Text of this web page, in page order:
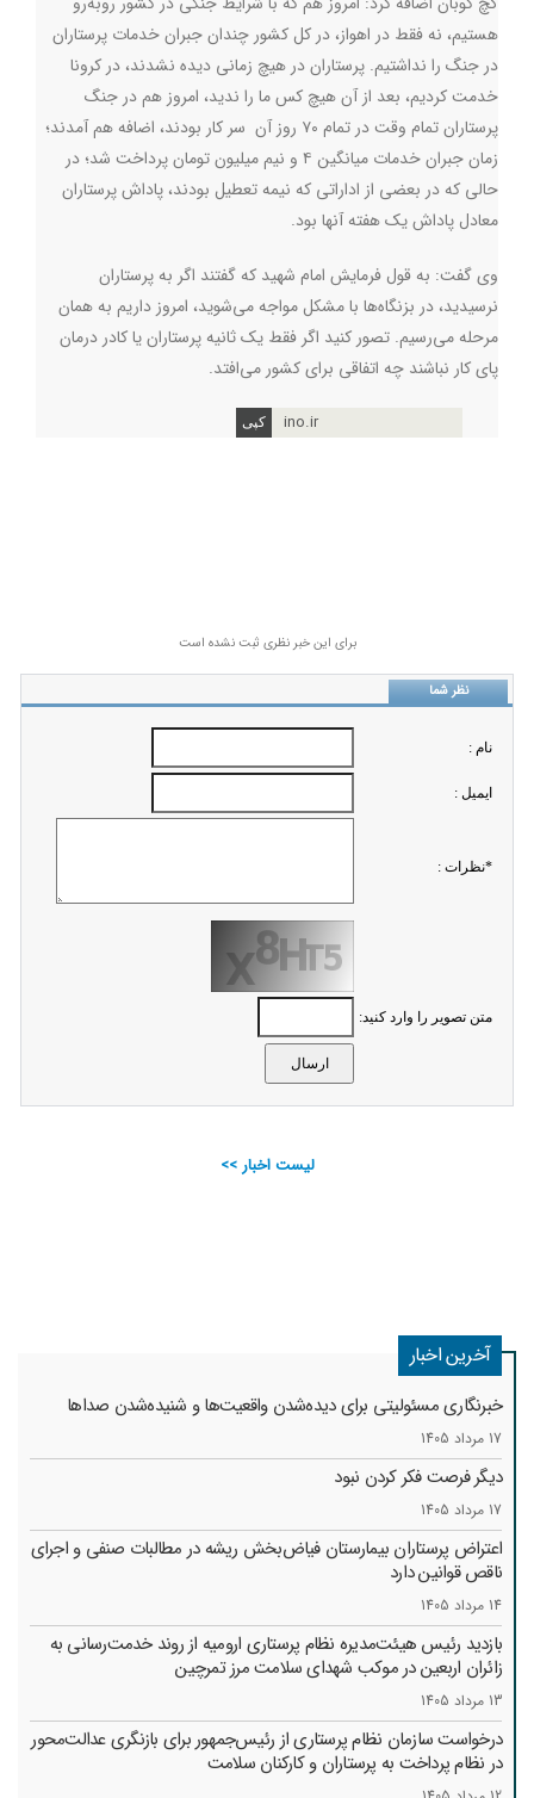
هستیم، نه فقط در اهواز، در کل کشور چندان جبران خدمات پرستاران
در جنگ را نداشتیم. پرستاران در هیچ زمانی دیده نشدند، در کرونا
خدمت کردیم، بعد از آن هیچ کس ما را ندید، امروز هم در جنگ
پرستاران تمام وقت در تمام ۷۰ روز آن سر کار بودند، اضافه هم آمدند؛
زمان جبران خدمات میانگین ۴ و نیم میلیون تومان پرداخت شد؛ در
حالی که در بعضی از اداراتی که نیمه تعطیل بودند، پاداش پرستاران
معادل پاداش یک هفته آنها بود.
وی گفت: به قول فرمایش امام شهید که گفتند اگر به پرستاران
نرسیدید، در بزنگاه‌ها با مشکل مواجه می‌شوید، امروز داریم به همان
مرحله می‌رسیم. تصور کنید اگر فقط یک ثانیه پرستاران یا کادر درمان
پای کار نباشند چه اتفاقی برای کشور می‌افتد.
ino.ir
برای این خبر نظری ثبت نشده است
نظر شما
نام :
ايميل :
*نظرات :
متن تصویر را وارد کنید:
لیست اخبار >>
آخرین اخبار
خبرنگاری مسئولیتی برای دیده‌شدن واقعیت‌ها و شنیده‌شدن صداها
17 مرداد 1405
دیگر فرصت فکر کردن نبود
17 مرداد 1405
اعتراض پرستاران بیمارستان فیاض‌بخش ریشه در مطالبات صنفی و اجرای
ناقص قوانین دارد
14 مرداد 1405
بازدید رئیس هیئت‌مدیره نظام پرستاری ارومیه از روند خدمت‌رسانی به
زائران اربعین در موکب شهدای سلامت مرز تمرچین
13 مرداد 1405
درخواست سازمان نظام پرستاری از رئیس‌جمهور برای بازنگری عدالت‌محور
در نظام پرداخت به پرستاران و کارکنان سلامت